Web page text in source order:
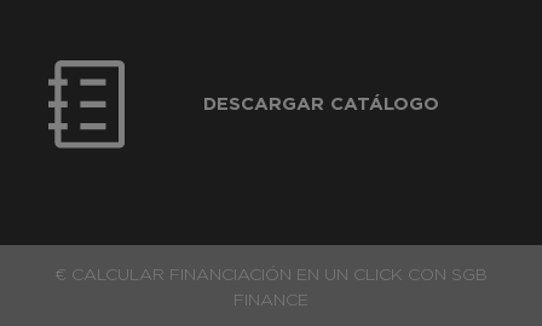
DESCARGAR CATÁLOGO
€ CALCULAR FINANCIACIÓN EN UN CLICK CON SGB
FINANCE